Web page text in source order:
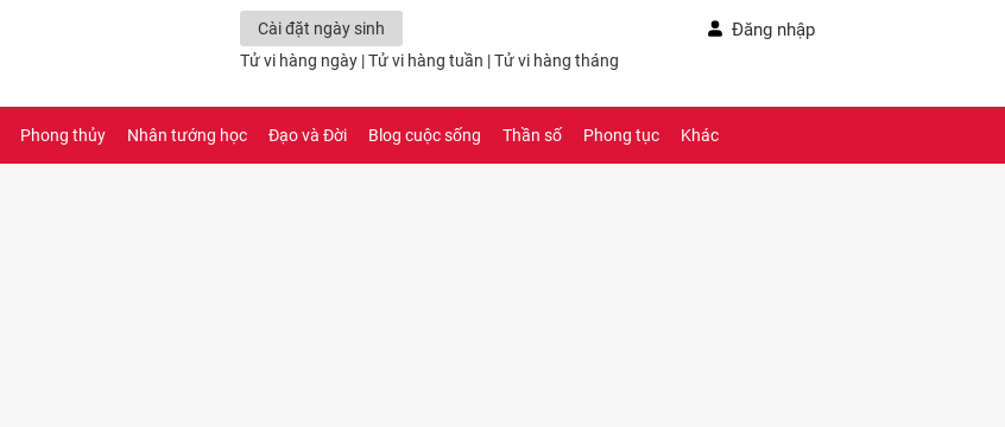
Cài đặt ngày sinh Đăng nhập
Tử vi hàng ngày |Tử vi hàng tuần |Tử vi hàng tháng
Phong thủy Nhân tướng học Đạo và Đời Blog cuộc sống Thần số Phong tục Khác